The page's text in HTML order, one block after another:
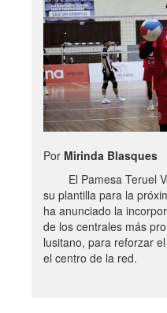
Por Mirinda
El Pamesa Teruel
su plantilla para la
ha anunciado la
de los centrales más
lusitano, para reforzar
el centro de la red.